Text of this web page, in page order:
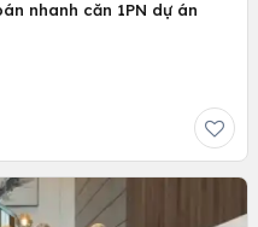
nhanh căn 1PN dự án